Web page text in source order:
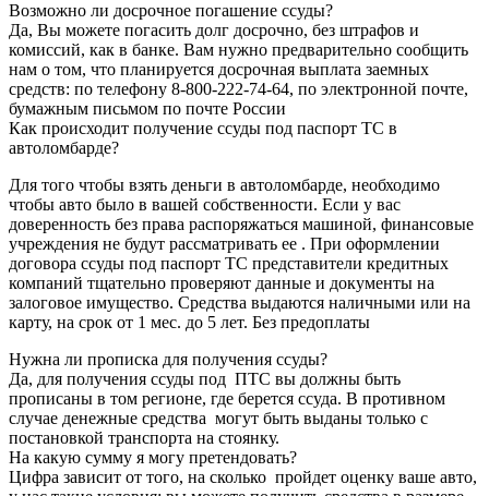
Возможно ли досрочное погашение ссуды?
Да, Вы можете погасить долг досрочно, без штрафов и
комиссий, как в банке. Вам нужно предварительно сообщить
нам о том, что планируется досрочная выплата заемных
средств: по телефону 8-800-222-74-64, по электронной почте,
бумажным письмом по почте России
Как происходит получение ссуды под паспорт ТС в
автоломбарде?
Для того чтобы взять деньги в автоломбарде, необходимо
чтобы авто было в вашей собственности. Если у вас
доверенность без права распоряжаться машиной, финансовые
учреждения не будут рассматривать ее . При оформлении
договора ссуды под паспорт ТС представители кредитных
компаний тщательно проверяют данные и документы на
залоговое имущество. Средства выдаются наличными или на
карту, на срок от 1 мес. до 5 лет. Без предоплаты
Нужна ли прописка для получения ссуды?
Да, для получения ссуды под ПТС вы должны быть
прописаны в том регионе, где берется ссуда. В противном
случае денежные средства могут быть выданы только с
постановкой транспорта на стоянку.
На какую сумму я могу претендовать?
Цифра зависит от того, на сколько пройдет оценку ваше авто,